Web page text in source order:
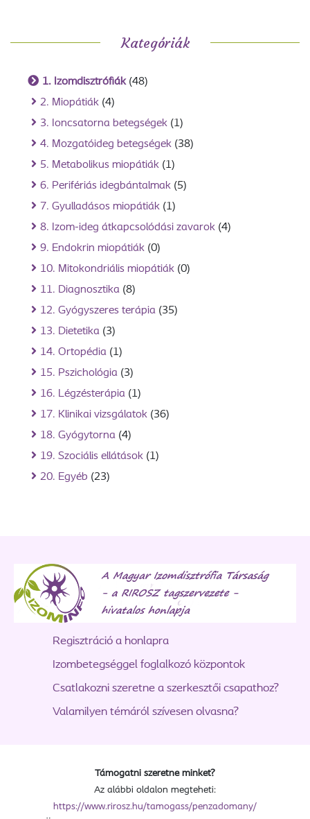
Kategóriák
1. Izomdisztrófiák(48)
2. Miopátiák (4)
3. Ioncsatorna betegségek (1)
4. Mozgatóideg betegségek (38)
5. Metabolikus miopátiák (1)
6. Perifériás idegbántalmak (5)
7. Gyulladásos miopátiák (1)
8. Izom-ideg átkapcsolódási zavarok (4)
9. Endokrin miopátiák (0)
10. Mitokondriális miopátiák (0)
11. Diagnosztika (8)
12. Gyógyszeres terápia (35)
13. Dietetika (3)
14. Ortopédia (1)
15. Pszichológia (3)
16. Légzésterápia (1)
17. Klinikai vizsgálatok (36)
18. Gyógytorna (4)
19. Szociális ellátások (1)
20. Egyéb (23)
Regisztráció a honlapra
Izombetegséggel foglalkozó központok
Csatlakozni szeretne a szerkesztői csapathoz?
Valamilyen témáról szívesen olvasna?
Támogatni szeretne minket?
Az alábbi oldalon megteheti:
https://www.rirosz.hu/tamogass/penzadomany/